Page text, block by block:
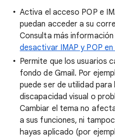
Activa el acceso POP e
puedan acceder a su
Consulta más
desactivar IMAP y POP
Permite que los usuarios
fondo de Gmail. Por
puede ser de utilidad para
discapacidad visual o
Cambiar el tema no
a sus funciones, ni
hayas aplicado (por